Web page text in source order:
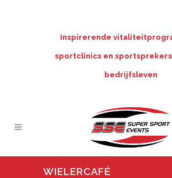
Inspirerende
sportclinics en
bedrijfsleven
WIELERCAFÉ